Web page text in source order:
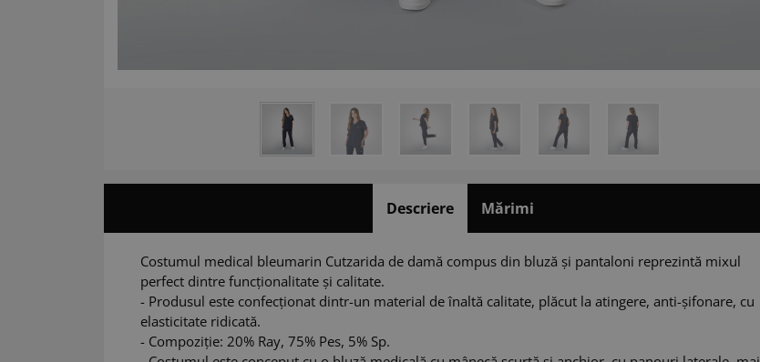
Descriere Mărimi
Costumul medical bleumarin Cutzarida de damă compus din bluză și pantaloni reprezintă mixul
perfect dintre funcționalitate și calitate.
- Produsul este confecționat dintr-un material de înaltă calitate, plăcut la atingere, anti-șifonare, cu
elasticitate ridicată.
- Compoziție: 20% Ray, 75% Pes, 5% Sp.